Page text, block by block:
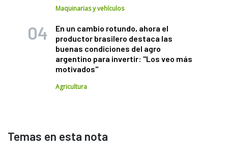
Maquinarias y vehículos
En un cambio rotundo, ahora el
productor brasilero destaca las
buenas condiciones del agro
argentino para invertir: "Los veo más
motivados"
Agricultura
Temas en esta nota